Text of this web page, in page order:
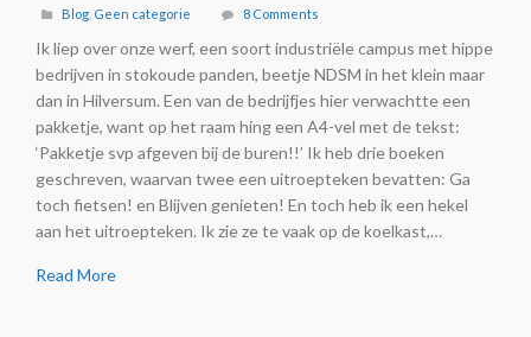
Blog Geen categorie 8 Comments
Ik liep over onze werf, een soort industriële campus met hippe
bedrijven in stokoude panden, beetje NDSM in het klein maar
dan in Hilversum. Een van de bedrijfjes hier verwachtte een
pakketje, want op het raam hing een A4-vel met de tekst:
‘Pakketje svp afgeven bij de buren!!’ Ik heb drie boeken
geschreven, waarvan twee een uitroepteken bevatten: Ga
toch fietsen! en Blijven genieten! En toch heb ik een hekel
aan het uitroepteken. Ik zie ze te vaak op de koelkast,…
Read More